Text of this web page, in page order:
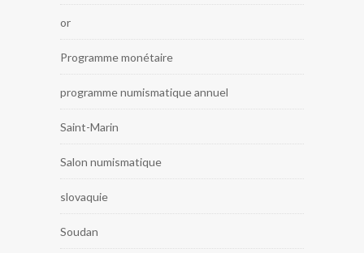
or
Programme monétaire
programme numismatique annuel
Saint-Marin
Salon numismatique
slovaquie
Soudan